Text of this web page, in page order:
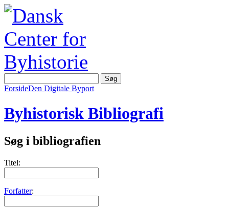
ForsideDen Digitale Byport
Byhistorisk Bibliografi
Søg i bibliografien
Titel:
Forfatter: